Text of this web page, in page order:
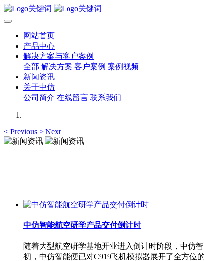
网站首页
产品中心
解决方案与客户案例
全部 解决方案 客户案例 案例视频
新闻资讯
关于中仿
公司简介 在线留言 联系我们
< Previous > Next
中仿智能航空研学产品交付倒计时
随着大型航空研学基地开业进入倒计时阶段，中仿
初，中仿智能便已对C919飞机模拟器展开了全方位